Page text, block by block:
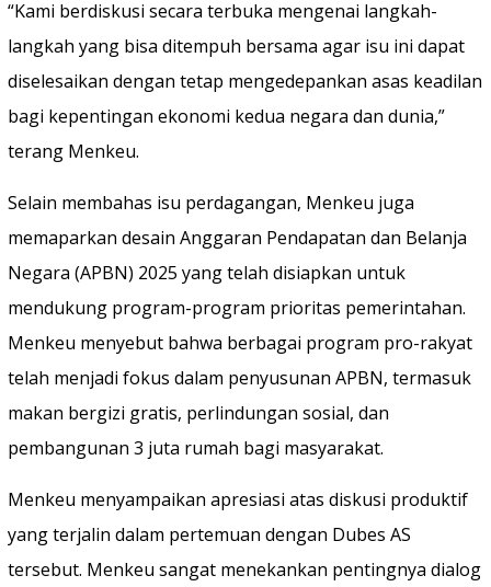
“Kami berdiskusi secara terbuka mengenai langkah-
langkah yang bisa ditempuh bersama agar isu ini dapat
diselesaikan dengan tetap mengedepankan asas keadilan
bagi kepentingan ekonomi kedua negara dan dunia,”
terang Menkeu.
Selain membahas isu perdagangan, Menkeu juga
memaparkan desain Anggaran Pendapatan dan Belanja
Negara (APBN) 2025 yang telah disiapkan untuk
mendukung program-program prioritas pemerintahan.
Menkeu menyebut bahwa berbagai program pro-rakyat
telah menjadi fokus dalam penyusunan APBN, termasuk
makan bergizi gratis, perlindungan sosial, dan
pembangunan 3 juta rumah bagi masyarakat.
Menkeu menyampaikan apresiasi atas diskusi produktif
yang terjalin dalam pertemuan dengan Dubes AS
tersebut. Menkeu sangat menekankan pentingnya dialog